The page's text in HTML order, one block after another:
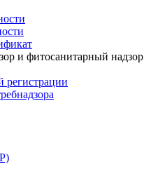
и фитосанитарный надзор
регистрации